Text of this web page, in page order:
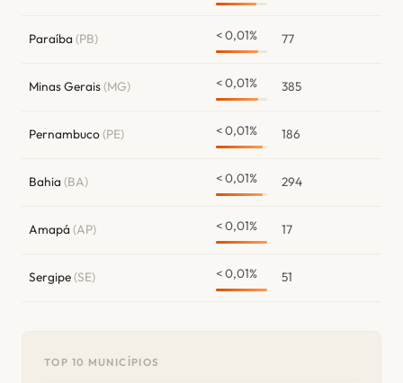
Paraíba (PB) < 0,01% 77
Minas Gerais(MG) < 0,01% 385
Pernambuco(PE) < 0,01% 186
Bahia (BA) < 0,01% 294
Amapá (AP) < 0,01% 17
Sergipe(SE) < 0,01% 51
TOP 10 MUNICÍPIOS